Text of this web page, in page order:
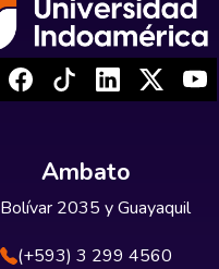
Ambato
Bolívar 2035 y Guayaquil
(+593) 3 299 4560